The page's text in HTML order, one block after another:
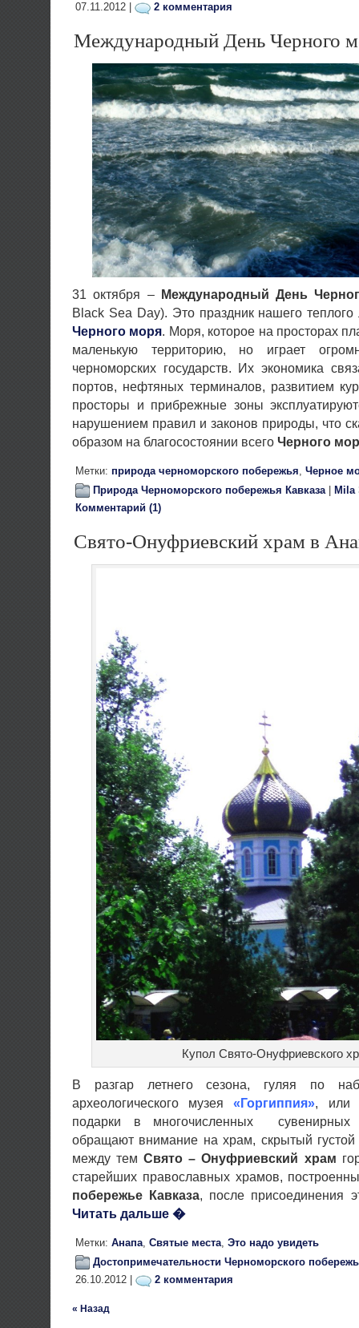
07.11.2012 |
2 комментария
Международный День Черного
31 октября – Международный День
Black Sea Day). Это праздник нашего теплого
Черного моря. Моря, которое на просторах
маленькую территорию, но играет
черноморских государств. Их экономика
портов, нефтяных терминалов, развитием
просторы и прибрежные зоны
нарушением правил и законов природы, что
образом на благосостоянии всего Черного
Метки: природа черноморского побережья, Черное
Природа Черноморского побережья Кавказа| Mila
Комментарий (1)
Свято-Онуфриевский храм в
Купол Свято-Онуфриевского
В разгар летнего сезона, гуляя по
археологического музея«Горгиппия», или
подарки в многочисленных сувенирных
обращают внимание на храм, скрытый
между темСвято – Онуфриевский храм
старейших православных храмов,
побережье Кавказа, после присоединения
Читать дальше �
Метки: Анапа, Святые места, Это надо увидеть
Достопримечательности Черноморского
26.10.2012 |
2 комментария
« Назад